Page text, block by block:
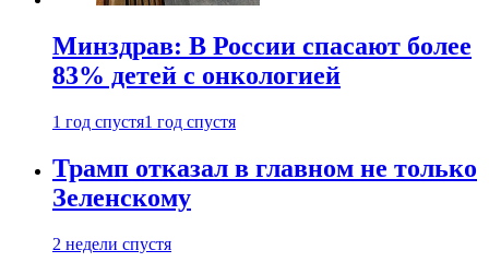
Минздрав: В России спасают более
83% детей с онкологией
1 год спустя1 год спустя
Трамп отказал в главном не только
Зеленскому
2 недели спустя